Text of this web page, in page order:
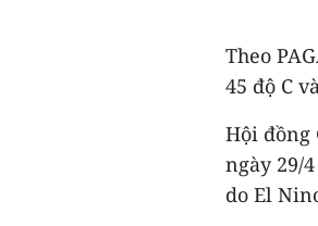
Theo
45 độ C
Hội đồng
ngày 29/
do El